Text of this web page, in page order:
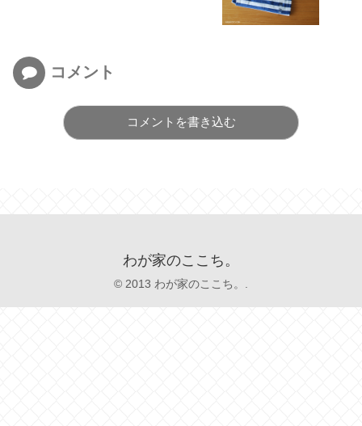
コメント
コメントを書き込む
わが家のここち。
© 2013 わが家のここち。.